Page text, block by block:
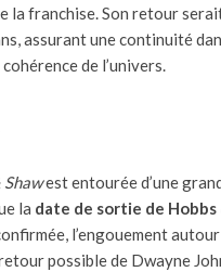
la franchise. Son retour
assurant une continuité
de l’univers.
Shawest entourée d’une
la date de sortie de Hobbs
l’engouement
possible de Dwayne